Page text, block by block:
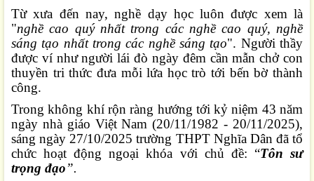
Từ xưa đến nay, nghề dạy học luôn được xem là
"nghề cao quý nhất trong các nghề cao quý, nghề
sáng tạo nhất trong các nghề sáng tạo". Người thầy
được ví như người lái đò ngày đêm cần mẫn chở con
thuyền tri thức đưa mỗi lứa học trò tới bến bờ thành
công.
Trong không khí rộn ràng hướng tới kỷ niệm 43 năm
ngày nhà giáo Việt Nam (20/11/1982 - 20/11/2025),
sáng ngày 27/10/2025 trường THPT Nghĩa Dân đã tổ
chức hoạt động ngoại khóa với chủ đề: “Tôn sư
trọng đạo”.